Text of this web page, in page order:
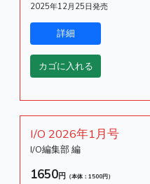
2025年12月25日発売
I/O 2026年1月号
I/O編集部 編
1650円 （本体：1500円）